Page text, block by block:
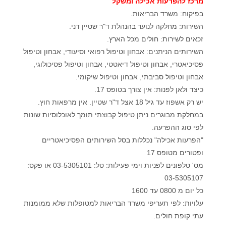
בפיקוח: משרד הבריאות.
השירות: מחלקה לנוער בהנהלת ד"ר שטיין דני.
זכאים לשירות: חולים מכל הארץ.
השירותים הניתנים: אבחון וטיפול רפואי וסיעודי, אבחון וטיפול
פסיכיאטרי, אבחון וטיפול דיאטטי, אבחון וטיפול פסיכולוגי,
אבחון וטיפול סביבתי, אבחון וטיפול שיקומי.
כיצד ולאן לפנות: אין צורך בטופס 17.
יש רק אשפוז עד גיל 18 אצל ד"ר שטיין. אין מרפאות חוץ.
במחלקת מבוגרים ניתן טיפול קבוצתי תומך לאוכלוסיות שונות
לפי סוג ההפרעה.
"הפרעות אכילה" נכללות בסל השירותים הפסיכיאטריים
ופטורים מטופס 17
מס' טלפונים לפניות וימי פעילות: טל: 03-5305101 או פקס:
03-5305107
כל יום מ 0800 עד 1600
עלויות: לפי תעריפי משרד הבריאות למטופלות שלא ממומנות
עתי קופת חולים.